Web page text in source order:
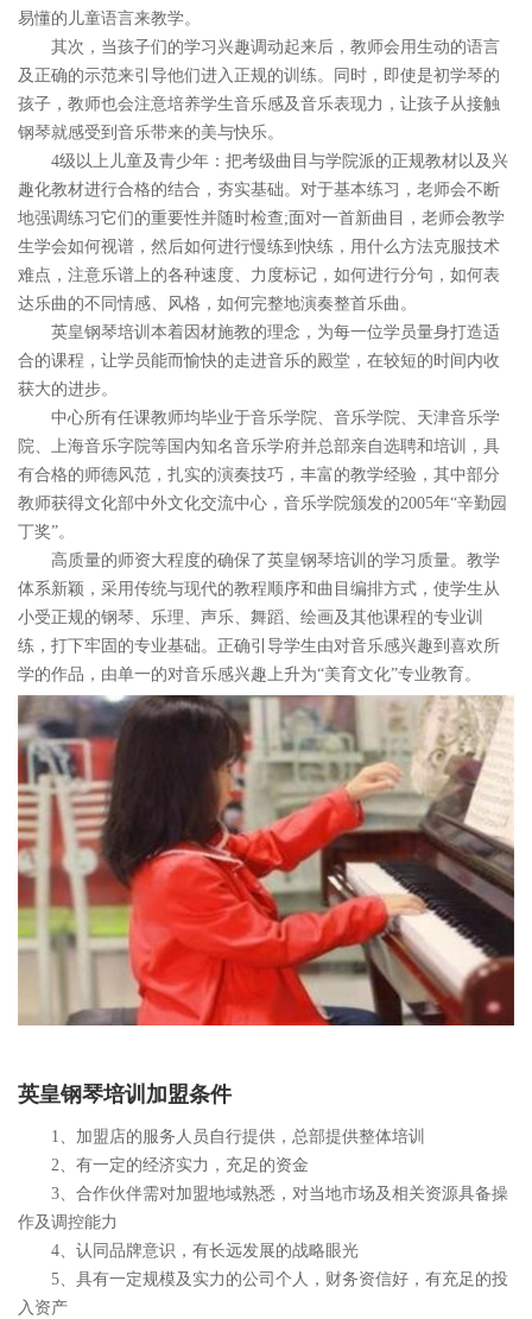
易懂的儿童语言来教学。
其次，当孩子们的学习兴趣调动起来后，教师会用生动的语言
及正确的示范来引导他们进入正规的训练。同时，即使是初学琴的
孩子，教师也会注意培养学生音乐感及音乐表现力，让孩子从接触
钢琴就感受到音乐带来的美与快乐。
4级以上儿童及青少年：把考级曲目与学院派的正规教材以及兴
趣化教材进行合格的结合，夯实基础。对于基本练习，老师会不断
地强调练习它们的重要性并随时检查;面对一首新曲目，老师会教学
生学会如何视谱，然后如何进行慢练到快练，用什么方法克服技术
难点，注意乐谱上的各种速度、力度标记，如何进行分句，如何表
达乐曲的不同情感、风格，如何完整地演奏整首乐曲。
英皇钢琴培训本着因材施教的理念，为每一位学员量身打造适
合的课程，让学员能而愉快的走进音乐的殿堂，在较短的时间内收
获大的进步。
中心所有任课教师均毕业于音乐学院、音乐学院、天津音乐学
院、上海音乐字院等国内知名音乐学府并总部亲自选聘和培训，具
有合格的师德风范，扎实的演奏技巧，丰富的教学经验，其中部分
教师获得文化部中外文化交流中心，音乐学院颁发的2005年“辛勤园
丁奖”。
高质量的师资大程度的确保了英皇钢琴培训的学习质量。教学
体系新颖，采用传统与现代的教程顺序和曲目编排方式，使学生从
小受正规的钢琴、乐理、声乐、舞蹈、绘画及其他课程的专业训
练，打下牢固的专业基础。正确引导学生由对音乐感兴趣到喜欢所
学的作品，由单一的对音乐感兴趣上升为“美育文化”专业教育。
英皇钢琴培训加盟条件
1、加盟店的服务人员自行提供，总部提供整体培训
2、有一定的经济实力，充足的资金
3、合作伙伴需对加盟地域熟悉，对当地市场及相关资源具备操
作及调控能力
4、认同品牌意识，有长远发展的战略眼光
5、具有一定规模及实力的公司个人，财务资信好，有充足的投
入资产